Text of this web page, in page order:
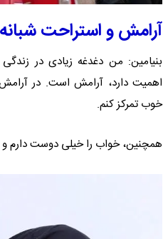
آرامش و استراحت شبانه
بنیامین: من دغدغه زیادی در
اهمیت دارد، آرامش است. در
خوب تمرکز کنم.
همچنین، خواب را خیلی دوست دارم و